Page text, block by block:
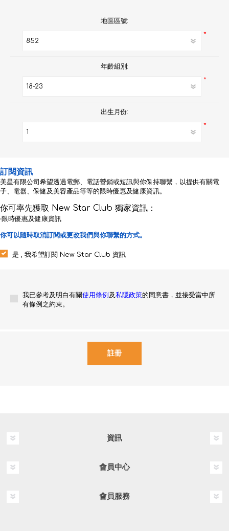
地區區號:
*
年齡組別:
*
出生月份:
*
訂閱資訊
美星有限公司希望透過電郵、電話營銷或短訊與你保持聯繫，以提供有關電
子、電器、保健及美容產品等等的限時優惠及健康資訊。
你可率先獲取 New Star Club 獨家資訊：
‧限時優惠及健康資訊
你可以隨時取消訂閱或更改我們與你聯繫的方式。
是 , 我希望訂閱 New Star Club 資訊
我已參考及明白有關使用條例 及私隱政策的同意書，並接受當中所
有條例之約束。
資訊
會員中心
會員服務